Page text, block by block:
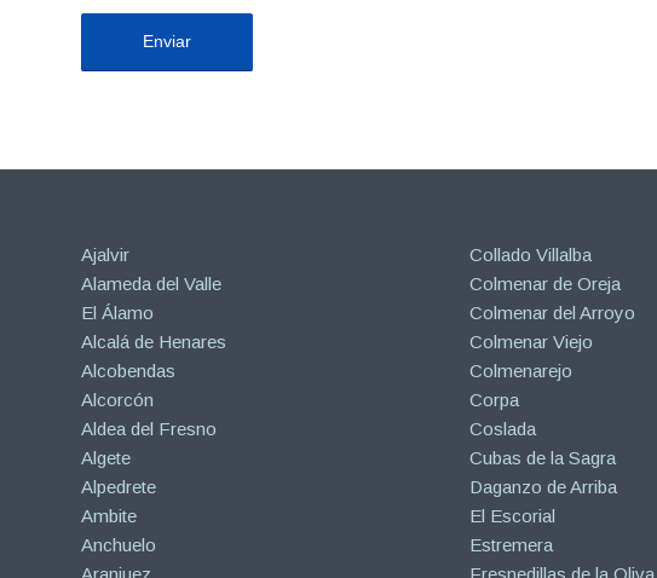
Ajalvir
Alameda del Valle
El Álamo
Alcalá de Henares
Alcobendas
Alcorcón
Aldea del Fresno
Algete
Alpedrete
Ambite
Anchuelo
Aranjuez
Collado Villalba
Colmenar de Oreja
Colmenar del Arroyo
Colmenar Viejo
Colmenarejo
Corpa
Coslada
Cubas de la Sagra
Daganzo de Arriba
El Escorial
Estremera
Fresnedillas de la Oliva